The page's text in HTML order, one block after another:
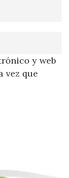
y web
vez que